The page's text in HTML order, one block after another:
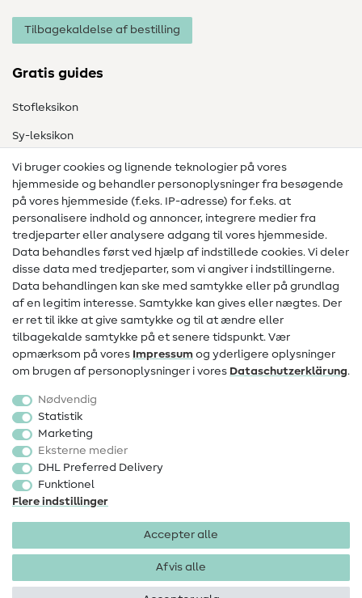
Tilbagekaldelse af bestilling
Gratis guides
Stofleksikon
Sy-leksikon
Syvejledninger
Hjælp & kontakt
Kontakt
Information om ændring af operatør
FAQ
Fortrydelsesret
Populært
Sytilbehør
Udsalg
Vi bruger cookies og lignende teknologier på vores
hjemmeside og behandler personoplysninger fra besøgende
på vores hjemmeside (f.eks. IP-adresse) for f.eks. at
personalisere indhold og annoncer, integrere medier fra
tredjeparter eller analysere adgang til vores hjemmeside.
Data behandles først ved hjælp af indstillede cookies. Vi deler
disse data med tredjeparter, som vi angiver i indstillingerne.
Data behandlingen kan ske med samtykke eller på grundlag
af en legitim interesse. Samtykke kan gives eller nægtes. Der
er ret til ikke at give samtykke og til at ændre eller
tilbagekalde samtykke på et senere tidspunkt. Vær
opmærksom på vores Impressum og yderligere oplysninger
om brugen af personoplysninger i vores Data­schutz­erklärung.
Nødvendig
Statistik
Marketing
Eksterne medier
DHL Preferred Delivery
Funktionel
Flere indstillinger
Accepter alle
Afvis alle
Impressum Databeskyttelse
AGB